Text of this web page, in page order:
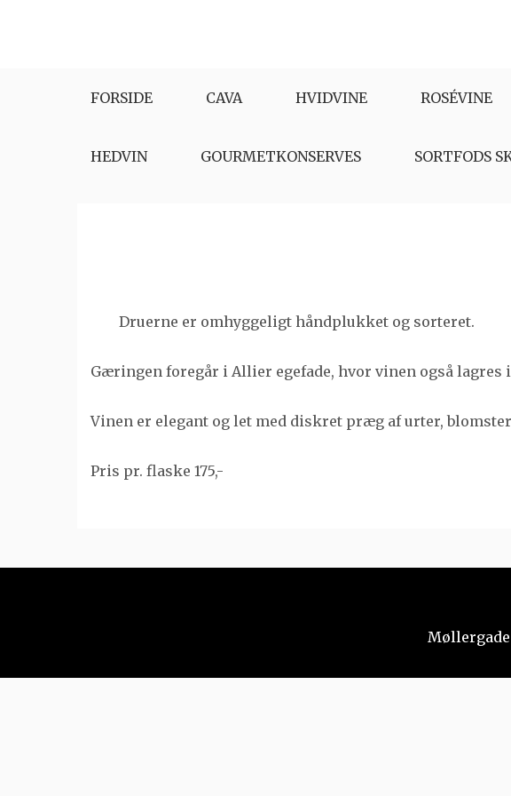
FORSIDE
CAVA HVIDVINE ROSÉVINE
HEDVIN GOURMETKONSERVES SORTFODS
Druerne er omhyggeligt håndplukket og sorteret.
Gæringen foregår i Allier egefade, hvor vinen også
Vinen er elegant og let med diskret præg af urter,
Pris pr. flaske 175,-
Møllergade